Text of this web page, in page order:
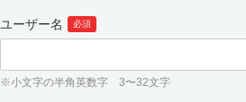
ユーザー名 必須
※小文字の半角英数字 3〜32文字